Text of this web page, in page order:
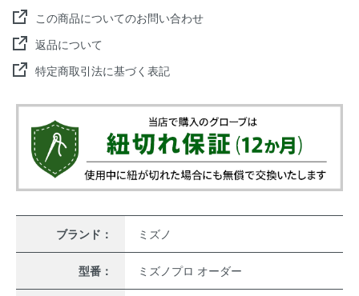
この商品についてのお問い合わせ
返品について
特定商取引法に基づく表記
ブランド： ミズノ
型番： ミズノプロ オーダー